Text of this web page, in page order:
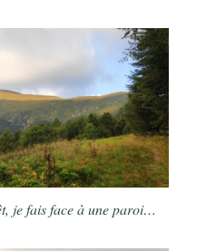
je fais face à une paroi…